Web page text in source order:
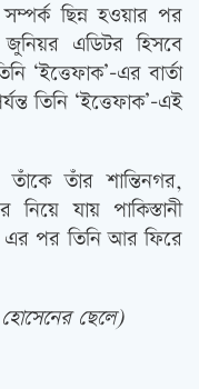
ছিন্ন হওয়ার পর
এডিটর হিসবে
এর বার্তা
তিনি ‘ইত্তেফাক’-এই
তাঁর শান্তিনগর,
যায় পাকিস্তানী
এর পর তিনি আর ফিরে
ছেলে)